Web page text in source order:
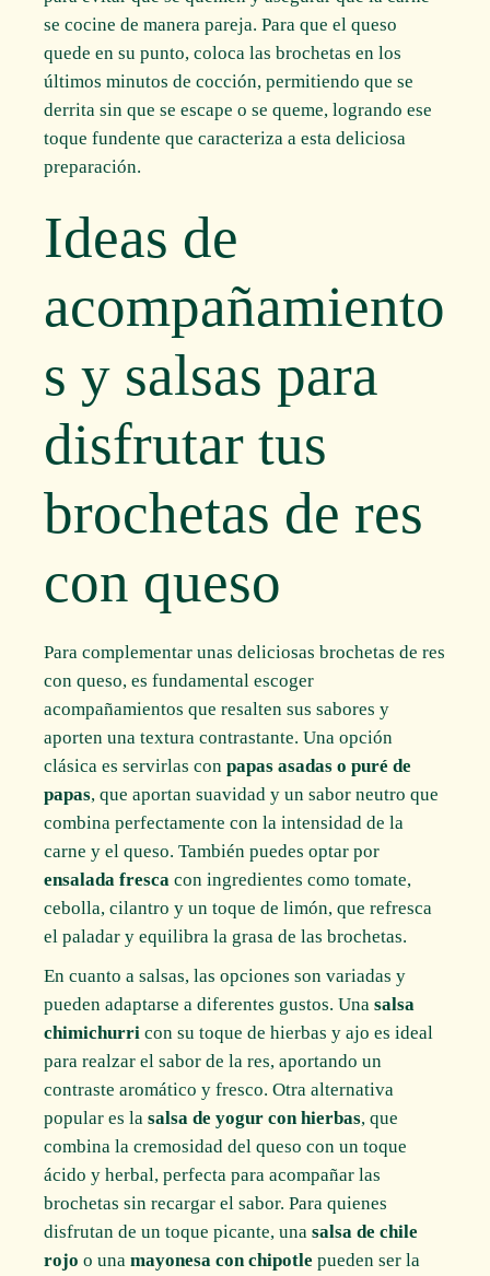
se cocine de manera pareja. Para que el queso
quede en su punto, coloca las brochetas en los
últimos minutos de cocción, permitiendo que se
derrita sin que se escape o se queme, logrando ese
toque fundente que caracteriza a esta deliciosa
preparación.
Ideas de
acompañamiento
s y salsas para
disfrutar tus
brochetas de res
con queso
Para complementar unas deliciosas brochetas de res
con queso, es fundamental escoger
acompañamientos que resalten sus sabores y
aporten una textura contrastante. Una opción
clásica es servirlas conpapas asadas o puré de
papas, que aportan suavidad y un sabor neutro que
combina perfectamente con la intensidad de la
carne y el queso. También puedes optar por
ensalada fresca con ingredientes como tomate,
cebolla, cilantro y un toque de limón, que refresca
el paladar y equilibra la grasa de las brochetas.
En cuanto a salsas, las opciones son variadas y
pueden adaptarse a diferentes gustos. Unasalsa
chimichurri con su toque de hierbas y ajo es ideal
para realzar el sabor de la res, aportando un
contraste aromático y fresco. Otra alternativa
popular es lasalsa de yogur con hierbas, que
combina la cremosidad del queso con un toque
ácido y herbal, perfecta para acompañar las
brochetas sin recargar el sabor. Para quienes
disfrutan de un toque picante, unasalsa de chile
rojo o unamayonesa con chipotle pueden ser la